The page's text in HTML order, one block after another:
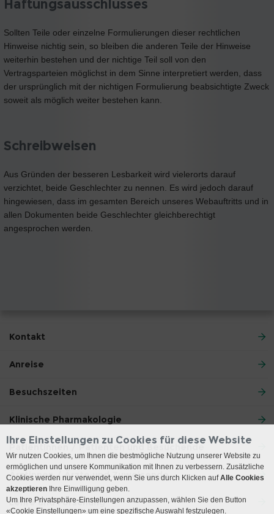
Haftungsausschlusses
Sollten Teile oder einzelne Formulierungen dieser rechtlichen
Hinweise nichtig sein, so bleiben die anderen Teile der Hinweise
weiterhin bestehen und der nichtige Teil soll von den
Vertragsparteien möglichst in dem Sinne interpretiert werden, dass
der ursprünglich mit der nichtigen Formulierung beabsichtigte Zweck
soweit als möglich weiter bestehen kann.
Schreibweisen
Aus Gründen der besseren Lesbarkeit wird vielerorts darauf
verzichtet, beide Geschlechter zu nennen. Es wird jedoch darauf
hingewiesen, dass im gesamten Bereich unseres Webauftritts und in
allen Dokumenten beide Geschlechter gleichberechtigt
angesprochen werden.
Kontakt
Anreise
Besuchszeiten
Klinische Pharmakologie
Patientinnen / Patienten und Besuchende
Ärztinnen / Ärzte und Zuweisende
Lehre und Forschung
Ihre Einstellungen zu Cookies für diese Website
Wir nutzen Cookies, um Ihnen die bestmögliche Nutzung unserer Website zu
ermöglichen und unsere Kommunikation mit Ihnen zu verbessern. Zusätzliche
Cookies werden nur verwendet, wenn Sie uns durch Klicken aufAlle Cookies
akzeptieren Ihre Einwilligung geben.
Um Ihre Privatsphäre-Einstellungen anzupassen, wählen Sie den Button
«Cookie Einstellungen» um eine spezifische Auswahl festzulegen.